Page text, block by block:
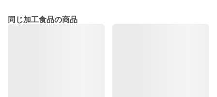
同じ加工食品の商品